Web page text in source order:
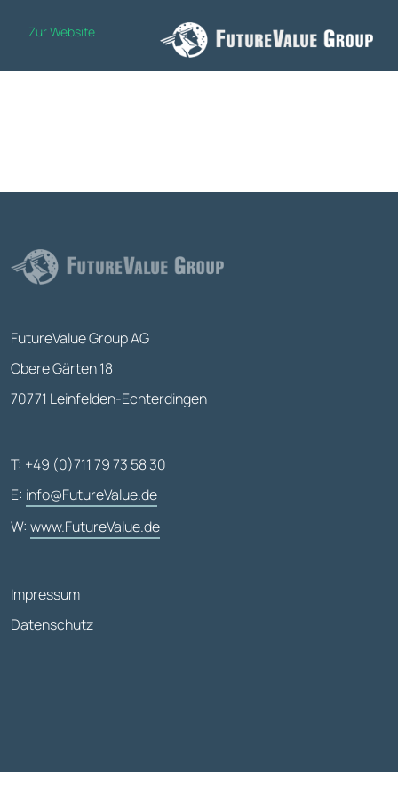
Zur Website
FutureValue Group AG
Obere Gärten 18
70771 Leinfelden-Echterdingen
T: +49 (0)711 79 73 58 30
E: info@FutureValue.de
W: www.FutureValue.de
Impressum
Datenschutz